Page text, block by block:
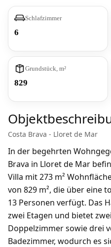
Schlafzimmer
6
Grundstück, m²
829
Costa Brava - Lloret de Mar
In der begehrten
Brava in Lloret de Mar
Villa mit 273 m²
von 829 m², die über eine
13 Personen verfügt. Das
zwei Etagen und bietet
Doppelzimmer sowie drei
Badezimmer, wodurch es